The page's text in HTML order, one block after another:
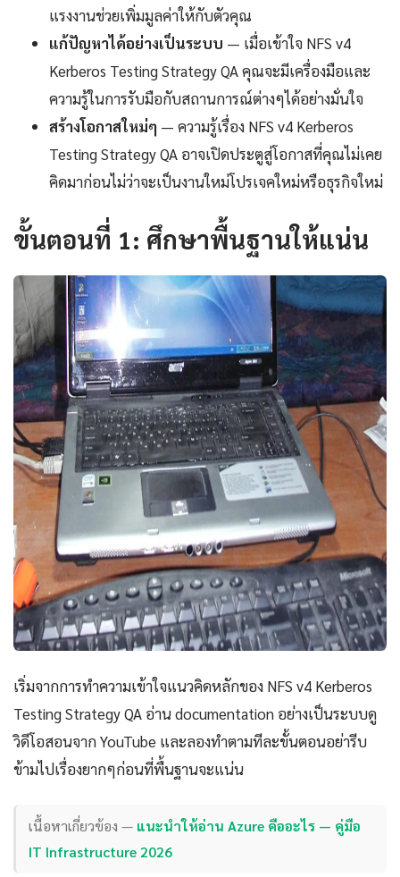
แรงงานช่วยเพิ่มมูลค่าให้กับตัวคุณ
แก้ปัญหาได้อย่างเป็นระบบ — เมื่อเข้าใจ NFS v4
Kerberos Testing Strategy QA คุณจะมีเครื่องมือและ
ความรู้ในการรับมือกับสถานการณ์ต่างๆได้อย่างมั่นใจ
สร้างโอกาสใหม่ๆ — ความรู้เรื่อง NFS v4 Kerberos
Testing Strategy QA อาจเปิดประตูสู่โอกาสที่คุณไม่เคย
คิดมาก่อนไม่ว่าจะเป็นงานใหม่โปรเจคใหม่หรือธุรกิจใหม่
ขั้นตอนที่ 1: ศึกษาพื้นฐานให้แน่น
เริ่มจากการทำความเข้าใจแนวคิดหลักของ NFS v4 Kerberos
Testing Strategy QA อ่าน documentation อย่างเป็นระบบดู
วิดีโอสอนจาก YouTube และลองทำตามทีละขั้นตอนอย่ารีบ
ข้ามไปเรื่องยากๆก่อนที่พื้นฐานจะแน่น
เนื้อหาเกี่ยวข้อง — แนะนำให้อ่าน Azure คืออะไร — คู่มือ
IT Infrastructure 2026